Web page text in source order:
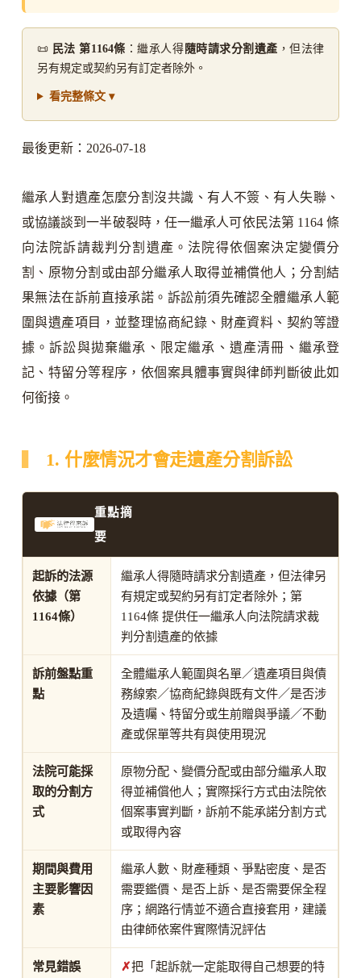
📜 民法 第1164條 ：繼承人得 隨時請求分割遺產 ，但法律
另有規定或契約另有訂定者除外。
看完整條文 ▾
最後更新：2026-07-18
繼承人對遺產怎麼分割沒共識、有人不簽、有人失聯、
或協議談到一半破裂時，任一繼承人可依民法第 1164 條
向法院訴請裁判分割遺產。法院得依個案決定變價分
割、原物分割或由部分繼承人取得並補償他人；分割結
果無法在訴前直接承諾。訴訟前須先確認全體繼承人範
圍與遺產項目，並整理協商紀錄、財產資料、契約等證
據。訴訟與拋棄繼承、限定繼承、遺產清冊、繼承登
記、特留分等程序，依個案具體事實與律師判斷彼此如
何銜接。
1. 什麼情況才會走遺產分割訴訟
重點摘
要
起訴的法源
依據（第
1164條）
繼承人得隨時請求分割遺產，但法律另
有規定或契約另有訂定者除外；第
1164條 提供任一繼承人向法院請求裁
判分割遺產的依據
訴前盤點重
點
全體繼承人範圍與名單／遺產項目與債
務線索／協商紀錄與既有文件／是否涉
及遺囑、特留分或生前贈與爭議／不動
產或保單等共有與使用現況
法院可能採
取的分割方
式
原物分配、變價分配或由部分繼承人取
得並補償他人；實際採行方式由法院依
個案事實判斷，訴前不能承諾分割方式
或取得內容
期間與費用
主要影響因
素
繼承人數、財產種類、爭點密度、是否
需要鑑價、是否上訴、是否需要保全程
序；網路行情並不適合直接套用，建議
由律師依案件實際情況評估
常見錯誤 ✗把「起訴就一定能取得自己想要的特